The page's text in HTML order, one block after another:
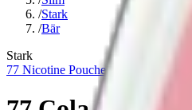
/Stark
/Bär
Stark
77 Nicotine Pouches